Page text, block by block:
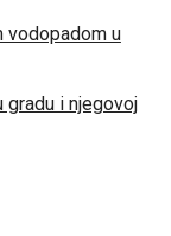
vodopadom u
i njegovoj